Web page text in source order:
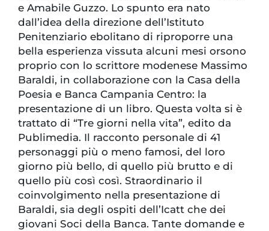
e Amabile Guzzo. Lo spunto era nato
dall’idea della direzione dell’Istituto
Penitenziario ebolitano di riproporre una
bella esperienza vissuta alcuni mesi orsono
proprio con lo scrittore modenese Massimo
Baraldi, in collaborazione con la Casa della
Poesia e Banca Campania Centro: la
presentazione di un libro. Questa volta si è
trattato di “Tre giorni nella vita”, edito da
Publimedia. Il racconto personale di 41
personaggi più o meno famosi, del loro
giorno più bello, di quello più brutto e di
quello più così così. Straordinario il
coinvolgimento nella presentazione di
Baraldi, sia degli ospiti dell’Icatt che dei
giovani Soci della Banca. Tante domande e